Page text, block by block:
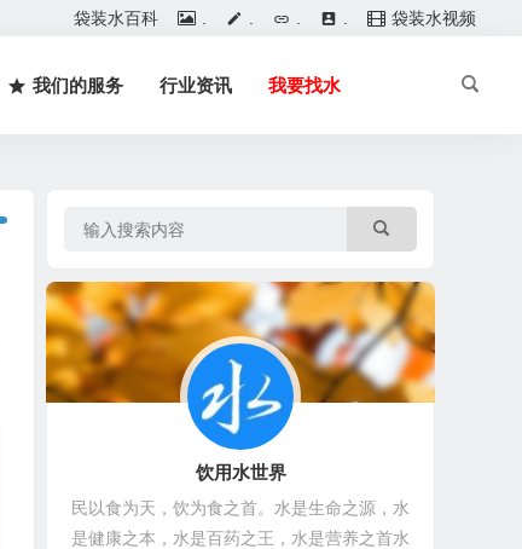
袋装水百科 袋装水视频
我们的服务 行业资讯 我要找水
饮用水世界
民以食为天，饮为食之首。水是生命之源，水
是健康之本，水是百药之王，水是营养之首水